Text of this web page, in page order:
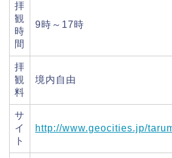
拝
観
時
間
9時～17時
拝
観
料
境内自由
サ
イ
ト
http://www.geocities.jp/